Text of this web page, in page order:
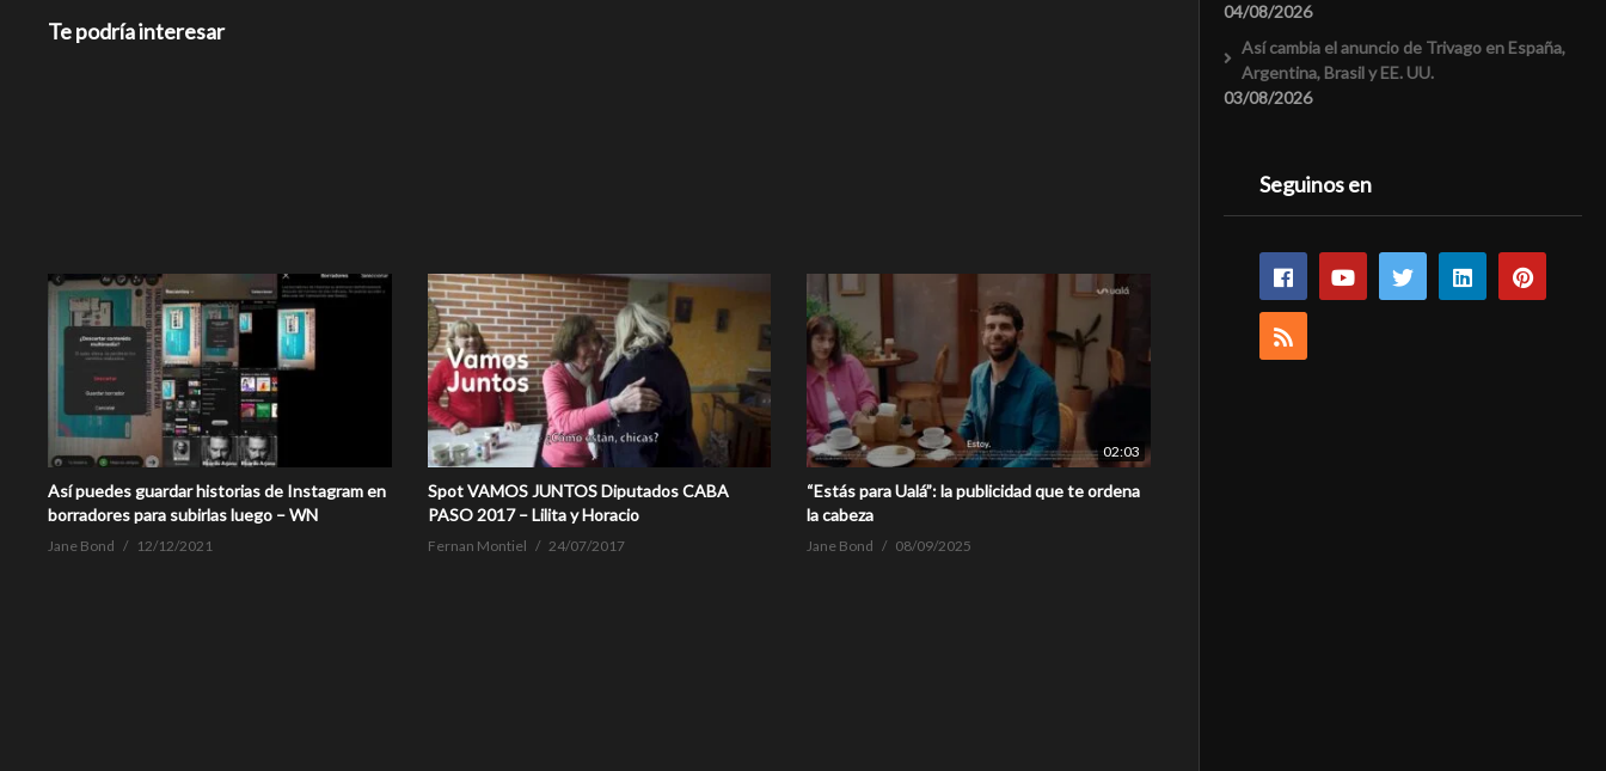
Te podría interesar
Así puedes guardar historias de Instagram en
borradores para subirlas luego – WN
Jane Bond 12/12/2021
Spot VAMOS JUNTOS Diputados CABA
PASO 2017 – Lilita y Horacio
Fernan Montiel 24/07/2017
02:03
“Estás para Ualá”: la publicidad que te ordena
la cabeza
Jane Bond 08/09/2025
04/08/2026
Así cambia el anuncio de Trivago en España,
Argentina, Brasil y EE. UU.
03/08/2026
Seguinos en